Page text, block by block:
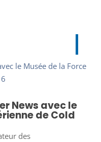
News avec le
de Cold
des